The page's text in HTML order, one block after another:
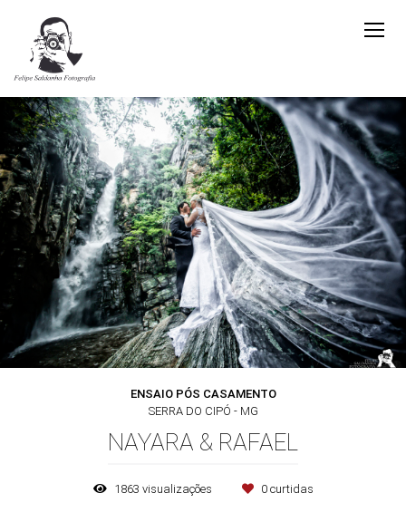
ENSAIO PÓS CASAMENTO
SERRA DO CIPÓ - MG
NAYARA & RAFAEL
1863 visualizações 0curtidas